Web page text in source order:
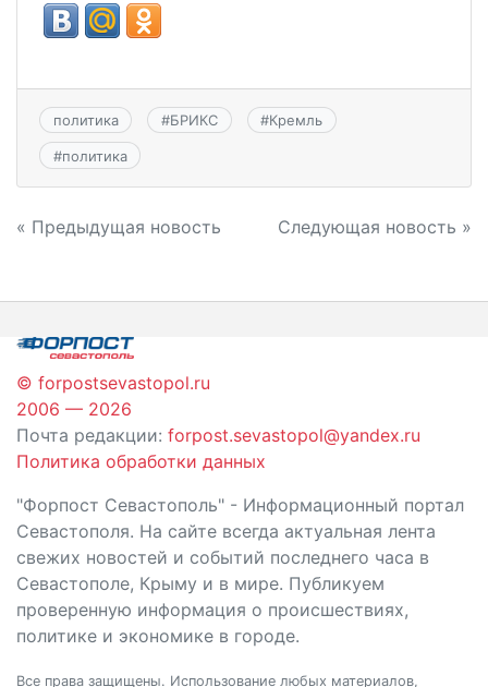
политика #БРИКС #Кремль
#политика
Навигация
записям
« Предыдущая новость Следующая новость »
© forpostsevastopol.ru
2006 — 2026
Почта редакции: forpost.sevastopol@yandex.ru
Политика обработки данных
"Форпост Севастополь" - Информационный портал
Севастополя. На сайте всегда актуальная лента
свежих новостей и событий последнего часа в
Севастополе, Крыму и в мире. Публикуем
проверенную информация о происшествиях,
политике и экономике в городе.
Все права защищены. Использование любых материалов,